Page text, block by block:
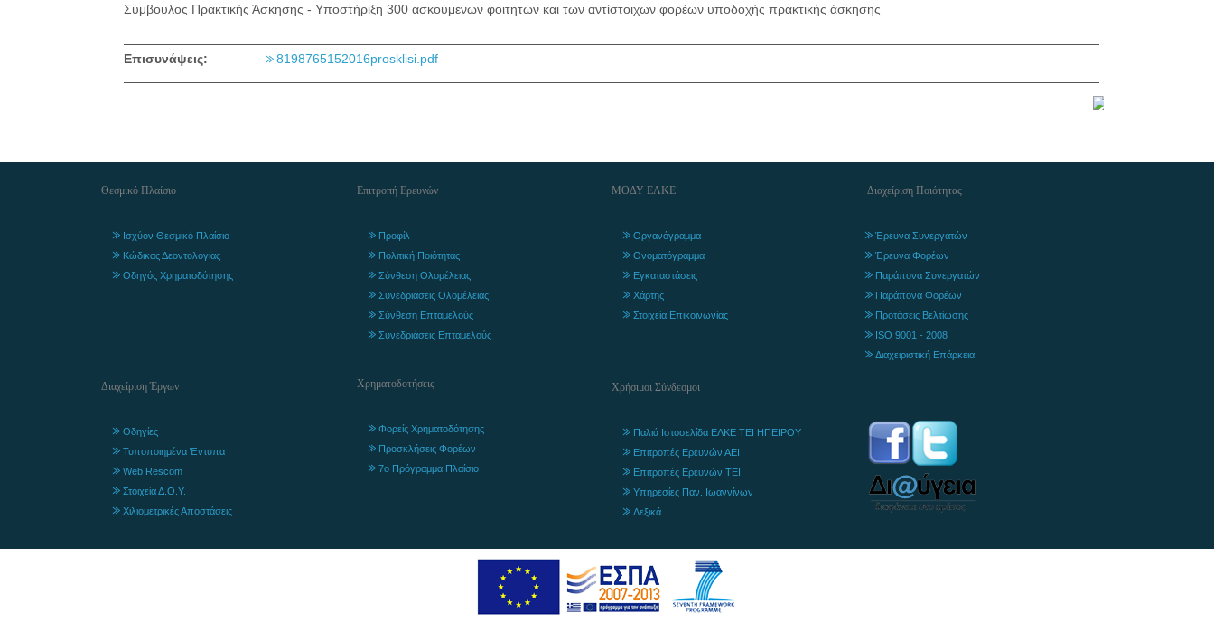
Σύμβουλος Πρακτικής Άσκησης - Υποστήριξη 300 ασκούμενων φοιτητών και των αντίστοιχων φορέων υποδοχής πρακτικής άσκησης
Επισυνάψεις: 8198765152016prosklisi.pdf
Θεσμικό Πλαίσιο
Ισχύον Θεσμικό Πλαίσιο
Κώδικας Δεοντολογίας
Οδηγός Χρηματοδότησης
Διαχείριση Έργων
Οδηγίες
Τυποποιημένα Έντυπα
Web Rescom
Στοιχεία Δ.Ο.Υ.
Χιλιομετρικές Αποστάσεις
Επιτροπή Ερευνών
Προφίλ
Πολιτική Ποιότητας
Σύνθεση Ολομέλειας
Συνεδριάσεις Ολομέλειας
Σύνθεση Επταμελούς
Συνεδριάσεις Επταμελούς
Χρηματοδοτήσεις
Φορείς Χρηματοδότησης
Προσκλήσεις Φορέων
7ο Πρόγραμμα Πλαίσιο
ΜΟΔΥ ΕΛΚΕ
Οργανόγραμμα
Ονοματόγραμμα
Εγκαταστάσεις
Χάρτης
Στοιχεία Επικοινωνίας
Χρήσιμοι Σύνδεσμοι
Παλιά Ιστοσελίδα ΕΛΚΕ ΤΕΙ ΗΠΕΙΡΟΥ
Επιτροπές Ερευνών ΑΕΙ
Επιτροπές Ερευνών ΤΕΙ
Υπηρεσίες Παν. Ιωαννίνων
Λεξικά
Διαχείριση Ποιότητας
Έρευνα Συνεργατών
Έρευνα Φορέων
Παράπονα Συνεργατών
Παράπονα Φορέων
Προτάσεις Βελτίωσης
ISO 9001 - 2008
Διαχειριστική Επάρκεια